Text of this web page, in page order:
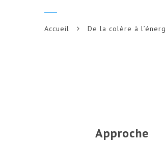
Accueil De la colère à
Approche